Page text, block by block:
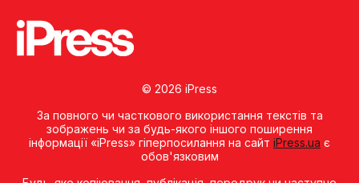
© 2026 iPress
За повного чи часткового використання текстів та
зображень чи за будь-якого іншого поширення
інформації «iPress» гіперпосилання на сайт iPress.ua є
обов'язковим